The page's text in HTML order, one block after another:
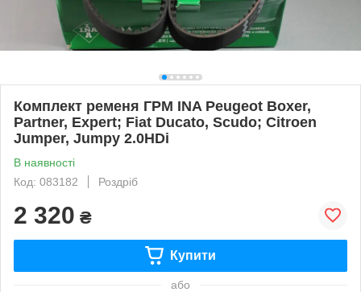
Комплект ременя ГРМ INA Peugeot Boxer,
Partner, Expert; Fiat Ducato, Scudo; Citroen
Jumper, Jumpy 2.0HDi
В наявності
Код: 083182
Роздріб
2 320 ₴
Купити
або